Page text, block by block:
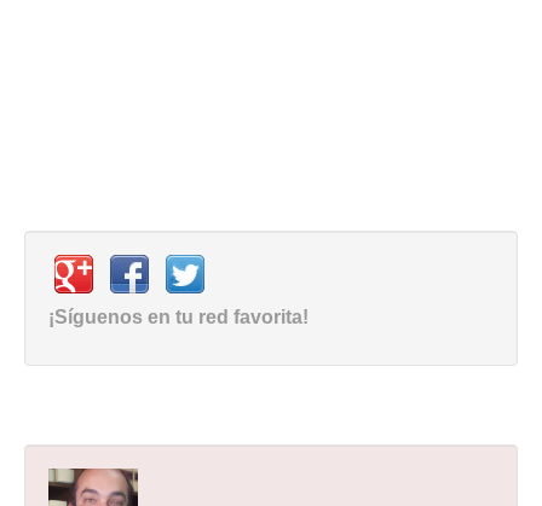
¡Síguenos en tu red favorita!